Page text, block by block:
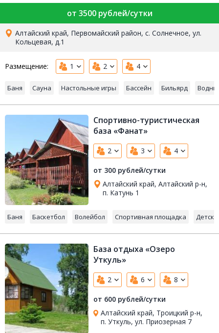
от 3500 рублей/сутки
Алтайский край, Первомайский район, с. Солнечное, ул.
Кольцевая, д.1
Размещение: 1 2 4
Баня Сауна Настольные игры Бассейн Бильярд
Спортивно-туристическая
база «Фанат»
2 3 4
от 300 рублей/сутки
Алтайский край, Алтайский р-н,
п. Катунь 1
Баня Баскетбол Волейбол Спортивная площадка
База отдыха «Озеро
Уткуль»
2 6 8
от 600 рублей/сутки
Алтайский край, Троицкий р-н,
п. Уткуль, ул. Приозерная 7